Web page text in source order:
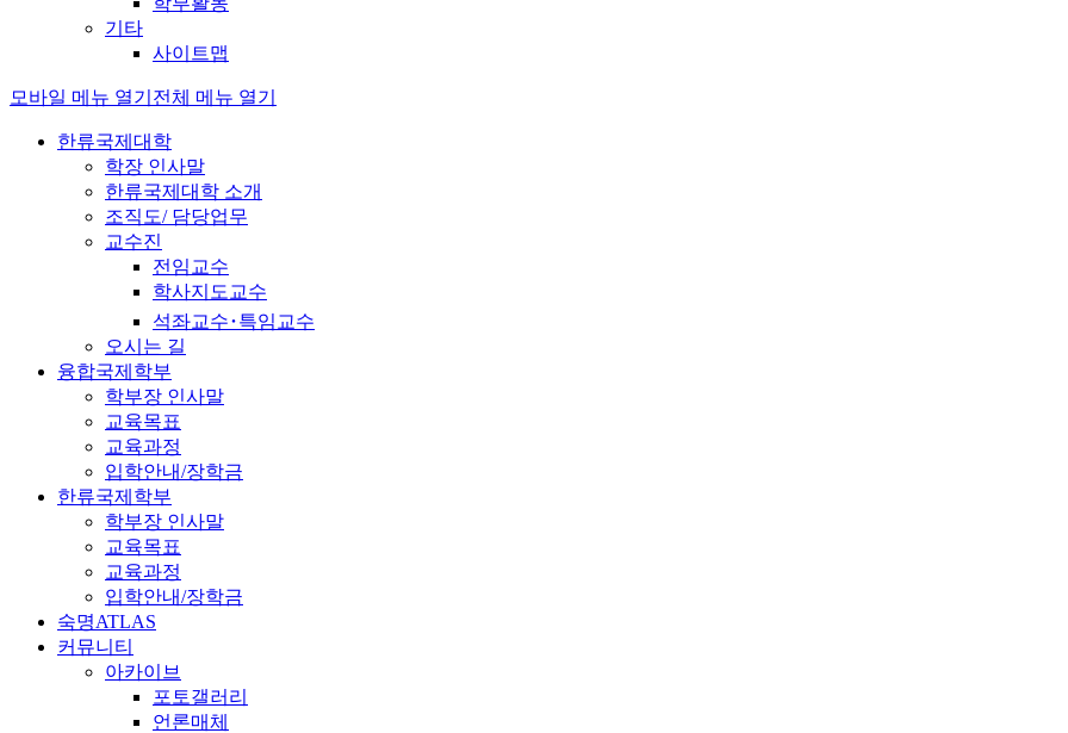
기타
사이트맵
모바일 메뉴 열기 전체 메뉴 열기
한류국제대학
학장 인사말
한류국제대학 소개
조직도/ 담당업무
교수진
전임교수
학사지도교수
석좌교수･특임교수
오시는 길
융합국제학부
학부장 인사말
교육목표
교육과정
입학안내/장학금
한류국제학부
학부장 인사말
교육목표
교육과정
입학안내/장학금
숙명ATLAS
커뮤니티
아카이브
포토갤러리
언론매체